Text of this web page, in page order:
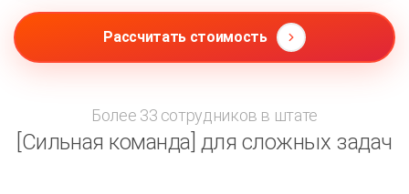
Рассчитать стоимость
Более 33 сотрудников в штате
[Сильная команда] для сложных задач